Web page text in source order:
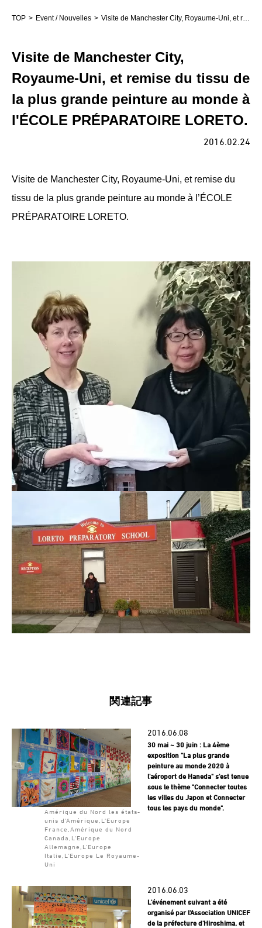
TOP Event / Nouvelles Visite de Manchester City, Royaume-Uni, et remise du tissu de la plus grande peinture au monde à l'ÉCOLE PRÉPARATOIRE LORETO.
Visite de Manchester City,
Royaume-Uni, et remise du tissu de
la plus grande peinture au monde à
l'ÉCOLE PRÉPARATOIRE LORETO.
2016.02.24
Visite de Manchester City, Royaume-Uni, et remise du
tissu de la plus grande peinture au monde à l’ÉCOLE
PRÉPARATOIRE LORETO.
関連記事
2016.06.08
30 mai ~ 30 juin : La 4ème
exposition "La plus grande
peinture au monde 2020 à
l'aéroport de Haneda" s'est tenue
sous le thème "Connecter toutes
les villes du Japon et Connecter
tous les pays du monde".
Amérique du Nord les états-
unis d'Amérique,L'Europe
France,Amérique du Nord
Canada,L'Europe
Allemagne,L'Europe
Italie,L'Europe Le Royaume-
Uni
2016.06.03
L'événement suivant a été
organisé par l'Association UNICEF
de la préfecture d'Hiroshima, et